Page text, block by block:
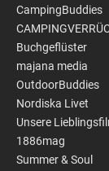
CampingBuddies
Buchgeflüster
majana media
OutdoorBuddies
Nordiska Livet
Unsere
1886mag
Summer & Soul